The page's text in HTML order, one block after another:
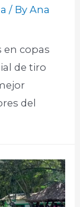
/ ByAna
en copas
de tiro
del